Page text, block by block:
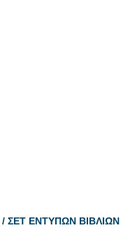
/ ΣΕΤ ΕΝΤΥΠΩΝ ΒΙΒΛΙΩΝ